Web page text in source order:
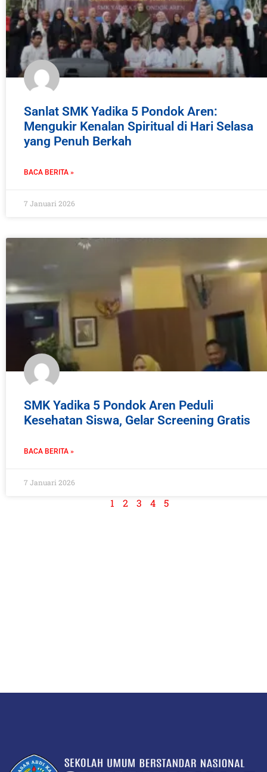
Sanlat SMK Yadika 5 Pondok Aren:
Mengukir Kenalan Spiritual di Hari Selasa
yang Penuh Berkah
BACA BERITA »
7 Januari 2026
SMK Yadika 5 Pondok Aren Peduli
Kesehatan Siswa, Gelar Screening Gratis
BACA BERITA »
7 Januari 2026
1 2 3 4 5